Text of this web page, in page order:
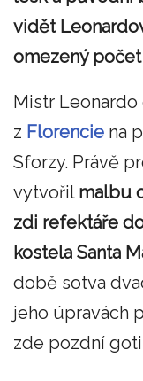
vidět
omezený
Mistr Leonardo
z Florencie na
Sforzy. Právě
vytvořil malbu
zdi refektáře
kostela Santa
době sotva
jeho úpravách
zde pozdní